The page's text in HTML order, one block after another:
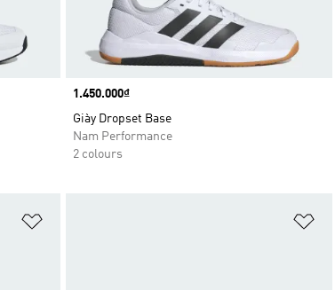
Price
1.450.000₫
Giày Dropset Base
Nam Performance
2 colours